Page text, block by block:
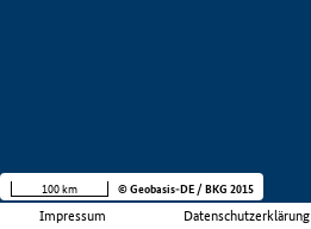
Impressum Datenschutzerklärung
100 km © Geobasis-DE / BKG 2015